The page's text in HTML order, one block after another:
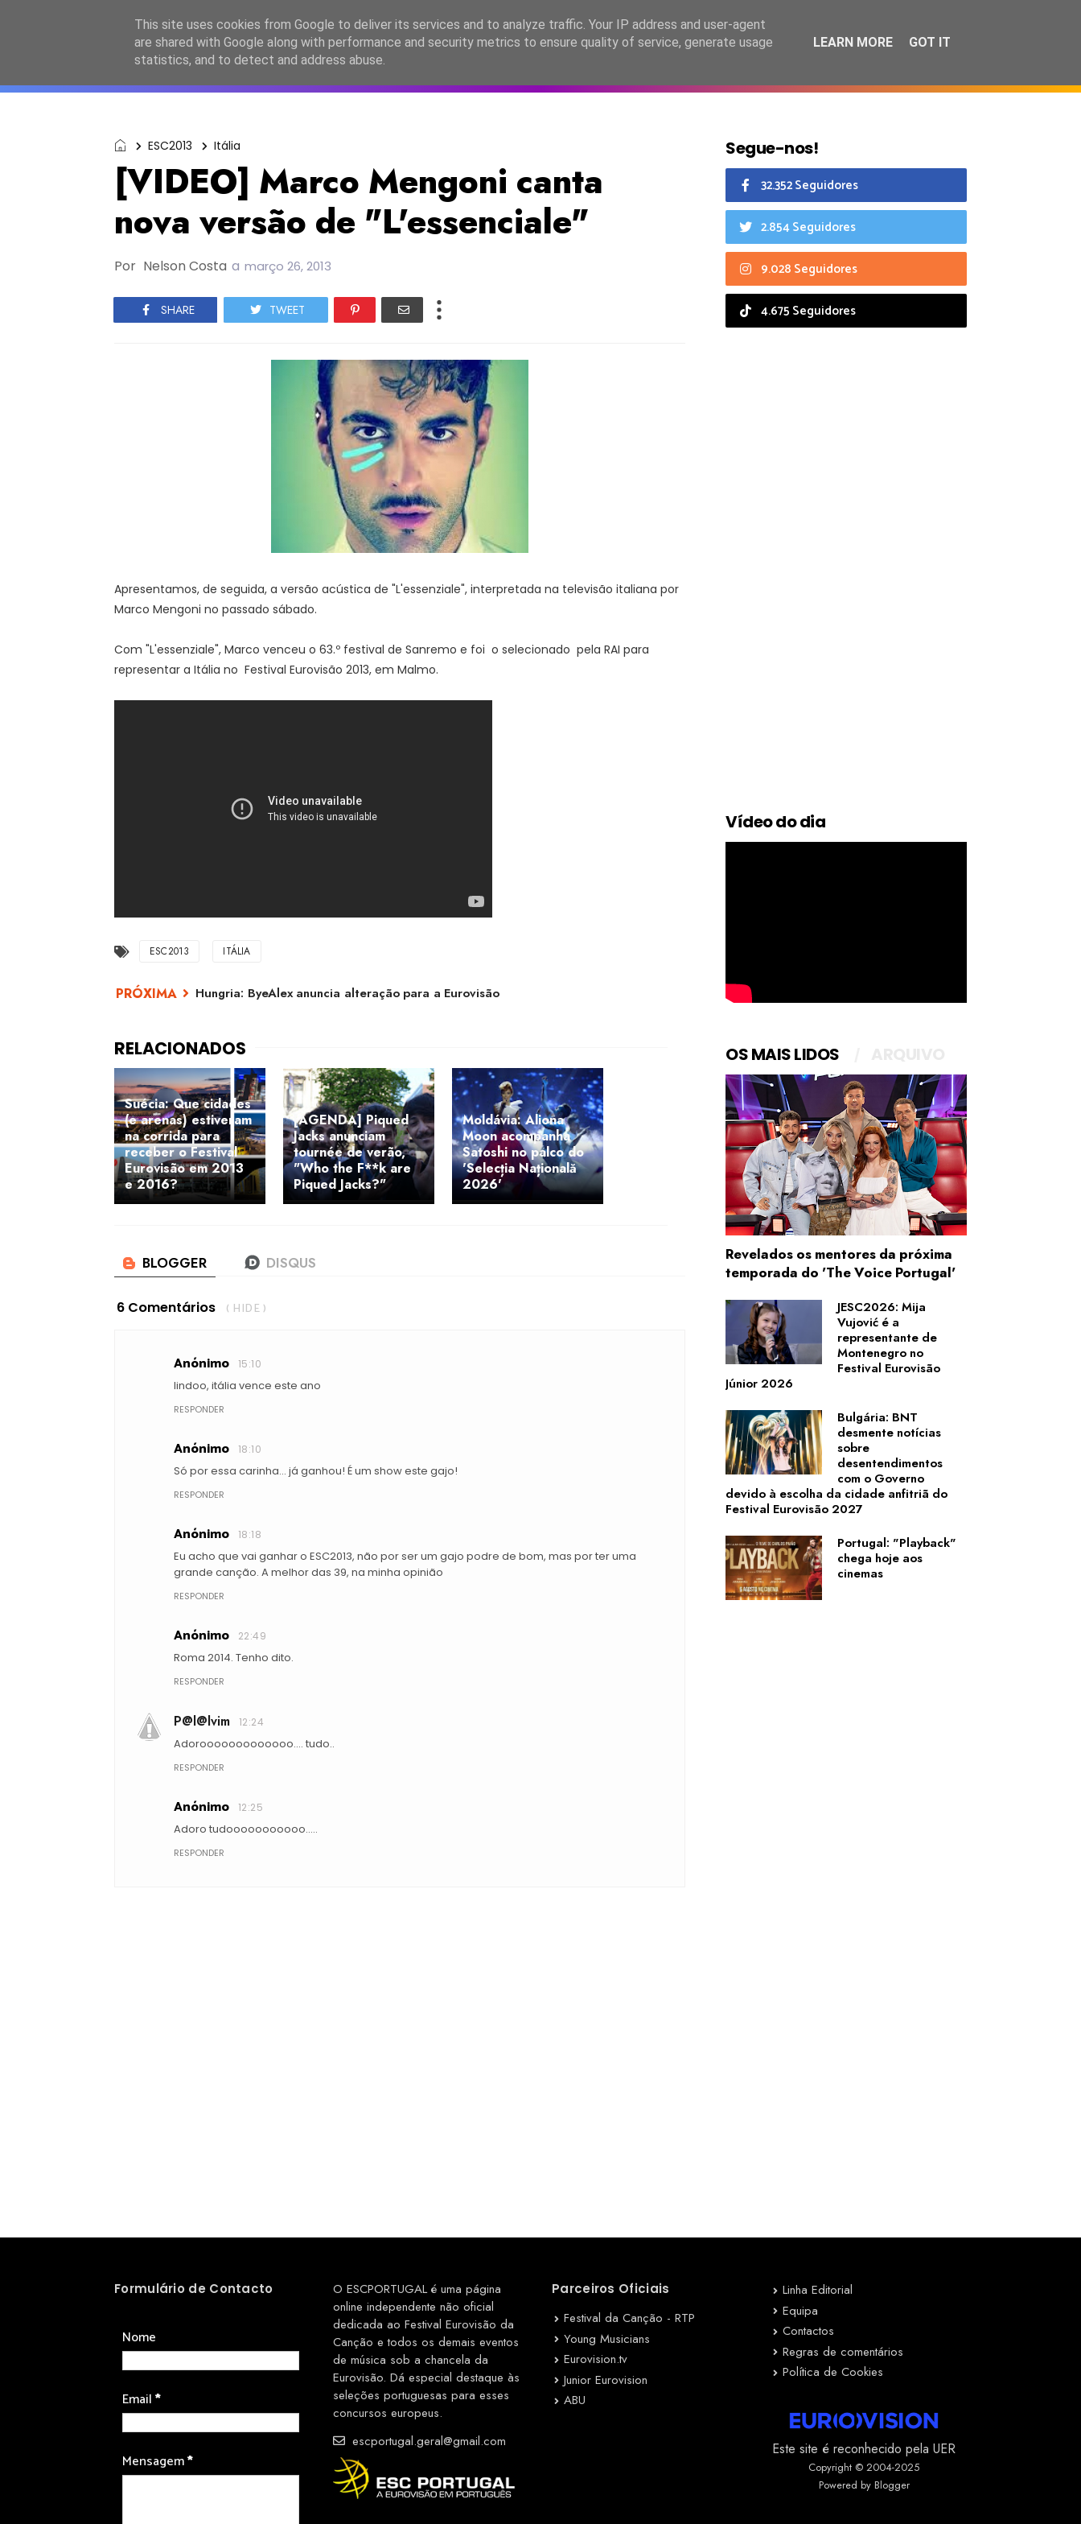
ESC2027 JESC2026 FC2026 EASC2026 PORTUGAL LANÇAMENTOS ESPECIAIS CALENDÁRIO
ESC2013 Itália
[VIDEO] Marco Mengoni canta
nova versão de "L'essenciale"
Por Nelson Costa a março 26, 2013
SHARE TWEET
Apresentamos, de seguida, a versão acústica de "L'essenziale", interpretada na televisão italiana por
Marco Mengoni no passado sábado.
Com "L'essenziale", Marco venceu o 63.º festival de Sanremo e foi o selecionado pela RAI para
representar a Itália no Festival Eurovisão 2013, em Malmo.
ESC2013 ITÁLIA
Hungria: ByeAlex anuncia alteração para a Eurovisão
Suécia: Que cidades
(e arenas) estiveram
na corrida para
receber o Festival
Eurovisão em 2013
e 2016?
[AGENDA] Piqued
Jacks anunciam
tournée de verão,
"Who the F**k are
Piqued Jacks?"
Moldávia: Aliona
Moon acompanha
Satoshi no palco do
'Selecția Națională
2026'
6 Comentários ( HIDE )
Anónimo 15:10
lindoo, itália vence este ano
RESPONDER
Anónimo 18:10
Só por essa carinha... já ganhou! É um show este gajo!
RESPONDER
Anónimo 18:18
Eu acho que vai ganhar o ESC2013, não por ser um gajo podre de bom, mas por ter uma
grande canção. A melhor das 39, na minha opinião
RESPONDER
Anónimo 22:49
Roma 2014. Tenho dito.
RESPONDER
P@l@lvim 12:24
Adorooooooooooooo.... tudo..
RESPONDER
Anónimo 12:25
Adoro tudooooooooooo.....
RESPONDER
Segue-nos!
32.352 Seguidores
2.854 Seguidores
9.028 Seguidores
4.675 Seguidores
Vídeo do dia
OS MAIS LIDOS
Revelados os mentores da próxima
temporada do 'The Voice Portugal'
JESC2026: Mija
Vujović é a
representante de
Montenegro no
Festival Eurovisão
Júnior 2026
Bulgária: BNT
desmente notícias
sobre
desentendimentos
com o Governo
devido à escolha da cidade anfitriã do
Festival Eurovisão 2027
Portugal: "Playback"
chega hoje aos
cinemas
Formulário de Contacto
Nome
Email*
Mensagem*
O ESCPORTUGAL é uma página
online independente não oficial
dedicada ao Festival Eurovisão da
Canção e todos os demais eventos
de música sob a chancela da
Eurovisão. Dá especial destaque às
seleções portuguesas para esses
concursos europeus.
escportugal.geral@gmail.com
Parceiros Oficiais
Festival da Canção - RTP
Young Musicians
Eurovision.tv
Junior Eurovision
ABU
Linha Editorial
Equipa
Contactos
Regras de comentários
Política de Cookies
Este site é reconhecido pela UER
Copyright © 2004-2025
Powered by Blogger
This site uses cookies from Google to deliver its services and to analyze traffic. Your IP address and user-agent
are shared with Google along with performance and security metrics to ensure quality of service, generate usage
statistics, and to detect and address abuse.
LEARN MORE GOT IT